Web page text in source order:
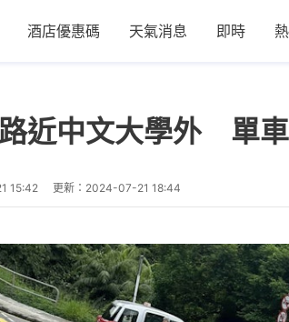
酒店優惠碼 天氣消息 即時
近中文大學外 單
15:42 更新： 2024-07-21 18:44